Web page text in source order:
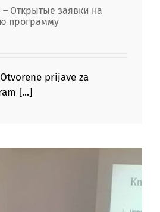
Открытые заявки на
программу
Otvorene prijave za
[...]